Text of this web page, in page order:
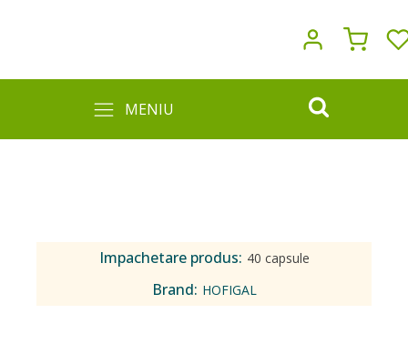
MENIU
Impachetare produs: 40 capsule
Brand: HOFIGAL